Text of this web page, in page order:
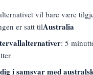
vil bare være
er satt tilAustralia
: 5
i samsvar med